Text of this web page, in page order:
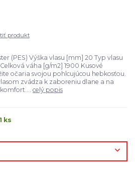
produkt
(PES) Výška vlasu [mm] 20 Typ vlasu
váha [g/m2] 1900 Kusové
očaria svojou pohlcujúcou hebkosťou.
zvádza k zaboreniu dlane a na
celý popis
ks